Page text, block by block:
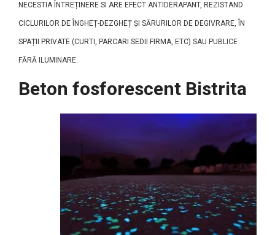
NECESTIA ÎNTREȚINERE SI ARE EFECT ANTIDERAPANT, REZISTAND
CICLURILOR DE ÎNGHEȚ-DEZGHEȚ ȘI SĂRURILOR DE DEGIVRARE, ÎN
SPAȚII PRIVATE (CURTI, PARCARI SEDII FIRMA, ETC) SAU PUBLICE
FĂRĂ ILUMINARE.
Beton fosforescent Bistrita